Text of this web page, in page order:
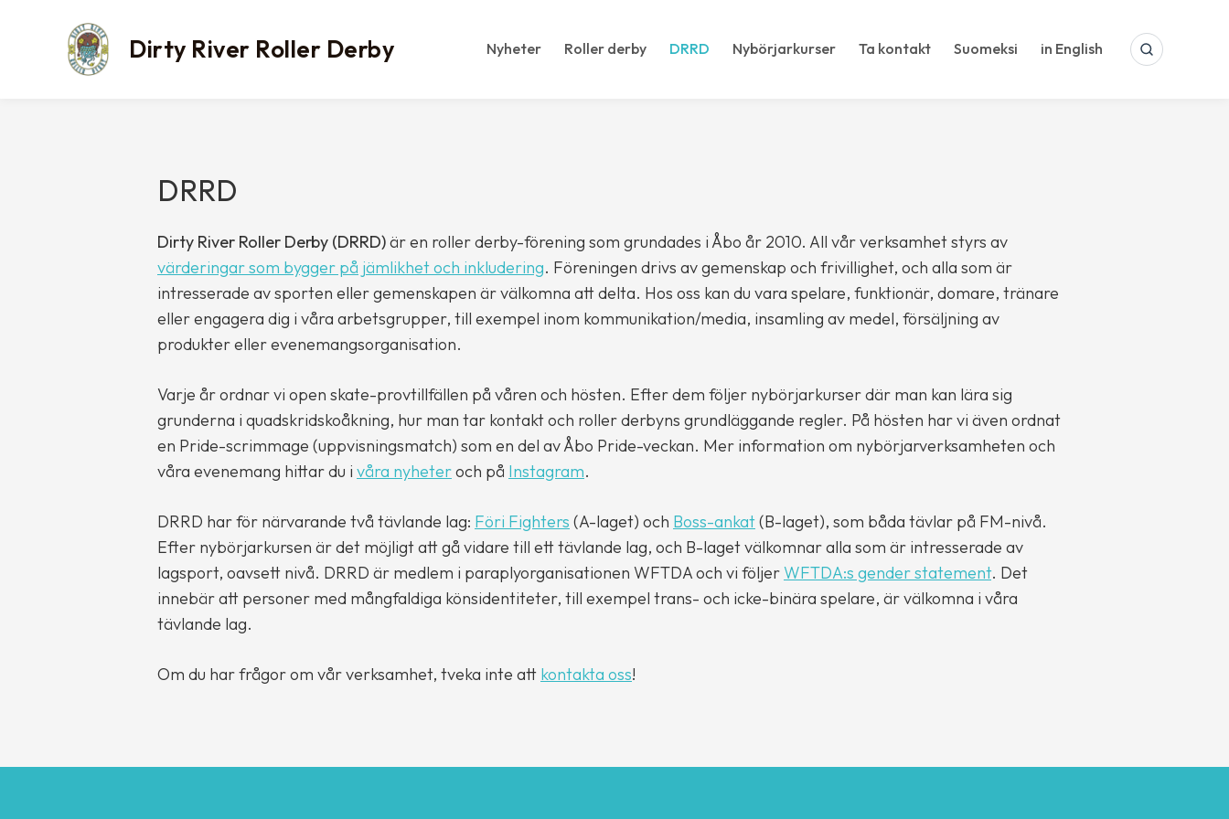
Dirty River Roller Derby Nyheter Roller derby DRRD Nybörjarkurser Ta kontakt Suomeksi in English SEARCH
DRRD
Dirty River Roller Derby (DRRD)är en roller derby-förening som grundades i Åbo år 2010. All vår verksamhet styrs av
värderingar som bygger på jämlikhet och inkludering. Föreningen drivs av gemenskap och frivillighet, och alla som är
intresserade av sporten eller gemenskapen är välkomna att delta. Hos oss kan du vara spelare, funktionär, domare, tränare
eller engagera dig i våra arbetsgrupper, till exempel inom kommunikation/media, insamling av medel, försäljning av
produkter eller evenemangsorganisation.
Varje år ordnar vi open skate-provtillfällen på våren och hösten. Efter dem följer nybörjarkurser där man kan lära sig
grunderna i quadskridskoåkning, hur man tar kontakt och roller derbyns grundläggande regler. På hösten har vi även ordnat
en Pride-scrimmage (uppvisningsmatch) som en del av Åbo Pride-veckan. Mer information om nybörjarverksamheten och
våra evenemang hittar du i våra nyheteroch på Instagram.
DRRD har för närvarande två tävlande lag: Föri Fighters (A-laget) och Boss-ankat(B-laget), som båda tävlar på FM-nivå.
Efter nybörjarkursen är det möjligt att gå vidare till ett tävlande lag, och B-laget välkomnar alla som är intresserade av
lagsport, oavsett nivå. DRRD är medlem i paraplyorganisationen WFTDA och vi följerWFTDA:s gender statement. Det
innebär att personer med mångfaldiga könsidentiteter, till exempel trans- och icke-binära spelare, är välkomna i våra
tävlande lag.
Om du har frågor om vår verksamhet, tveka inte att kontakta oss!